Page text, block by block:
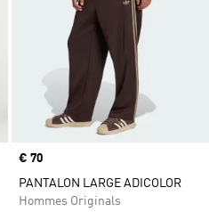
Prix
€ 70
PANTALON LARGE ADICOLOR
Hommes Originals